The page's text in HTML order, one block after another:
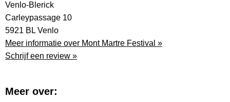
Venlo-Blerick
Carleypassage 10
5921 BL Venlo
Meer informatie over Mont Martre Festival »
Schrijf een review »
Meer over: